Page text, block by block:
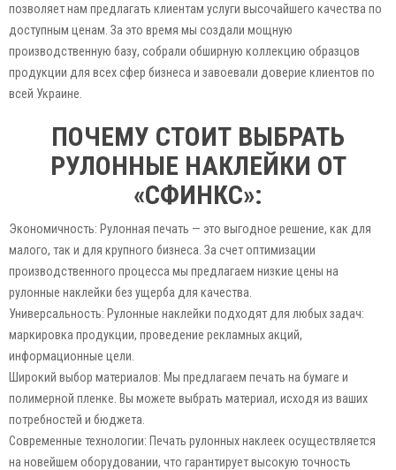
позволяет нам предлагать клиентам услуги высочайшего качества по
доступным ценам. За это время мы создали мощную
производственную базу, собрали обширную коллекцию образцов
продукции для всех сфер бизнеса и завоевали доверие клиентов по
всей Украине.
ПОЧЕМУ СТОИТ ВЫБРАТЬ
РУЛОННЫЕ НАКЛЕЙКИ ОТ
«СФИНКС»:
Экономичность: Рулонная печать — это выгодное решение, как для
малого, так и для крупного бизнеса. За счет оптимизации
производственного процесса мы предлагаем низкие цены на
рулонные наклейки без ущерба для качества.
Универсальность: Рулонные наклейки подходят для любых задач:
маркировка продукции, проведение рекламных акций,
информационные цели.
Широкий выбор материалов: Мы предлагаем печать на бумаге и
полимерной пленке. Вы можете выбрать материал, исходя из ваших
потребностей и бюджета.
Современные технологии: Печать рулонных наклеек осуществляется
на новейшем оборудовании, что гарантирует высокую точность